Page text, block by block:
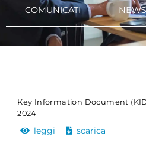
COMUNICATI
Key Information Document
2024
leggi scarica